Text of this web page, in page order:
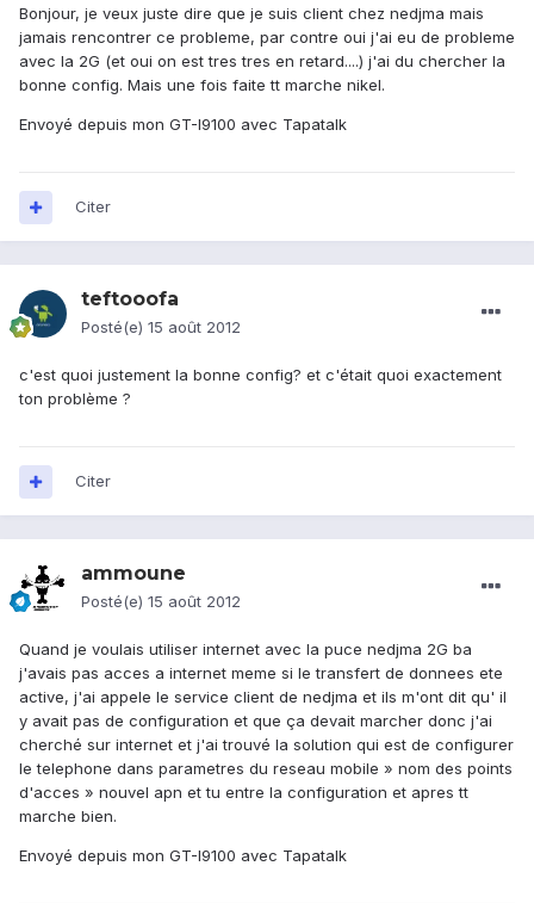
Bonjour, je veux juste dire que je suis client chez nedjma mais
jamais rencontrer ce probleme, par contre oui j'ai eu de probleme
avec la 2G (et oui on est tres tres en retard....) j'ai du chercher la
bonne config. Mais une fois faite tt marche nikel.
Envoyé depuis mon GT-I9100 avec Tapatalk
Citer
teftooofa
Posté(e) 15 août 2012
c'est quoi justement la bonne config? et c'était quoi exactement
ton problème ?
Citer
ammoune
Posté(e) 15 août 2012
Quand je voulais utiliser internet avec la puce nedjma 2G ba
j'avais pas acces a internet meme si le transfert de donnees ete
active, j'ai appele le service client de nedjma et ils m'ont dit qu' il
y avait pas de configuration et que ça devait marcher donc j'ai
cherché sur internet et j'ai trouvé la solution qui est de configurer
le telephone dans parametres du reseau mobile » nom des points
d'acces » nouvel apn et tu entre la configuration et apres tt
marche bien.
Envoyé depuis mon GT-I9100 avec Tapatalk